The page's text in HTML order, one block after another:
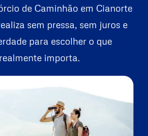
de Caminhão em Cianorte
sem pressa, sem juros e
para escolher o que
realmente importa.